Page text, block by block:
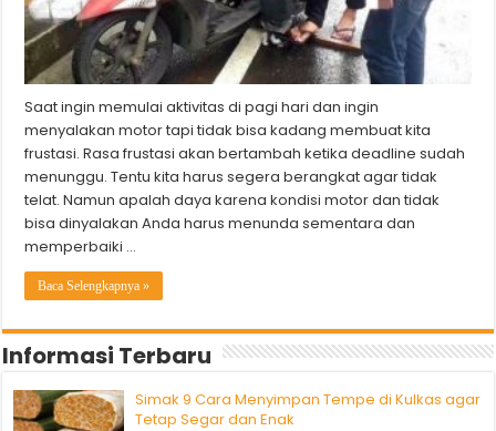
Saat ingin memulai aktivitas di pagi hari dan ingin
menyalakan motor tapi tidak bisa kadang membuat kita
frustasi. Rasa frustasi akan bertambah ketika deadline sudah
menunggu. Tentu kita harus segera berangkat agar tidak
telat. Namun apalah daya karena kondisi motor dan tidak
bisa dinyalakan Anda harus menunda sementara dan
memperbaiki …
Baca Selengkapnya »
Informasi Terbaru
Simak 9 Cara Menyimpan Tempe di Kulkas agar
Tetap Segar dan Enak